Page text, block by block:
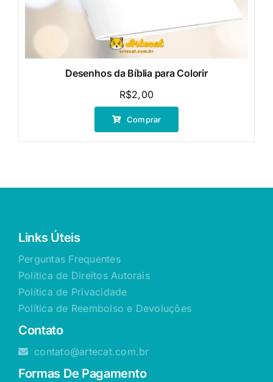
Desenhos da Bíblia para Colorir
R$2,00
Comprar
Links Úteis
Perguntas Frequentes
Política de Direitos Autorais
Política de Privacidade
Política de Reembolso e Devoluções
Contato
contato@artecat.com.br
Formas De Pagamento